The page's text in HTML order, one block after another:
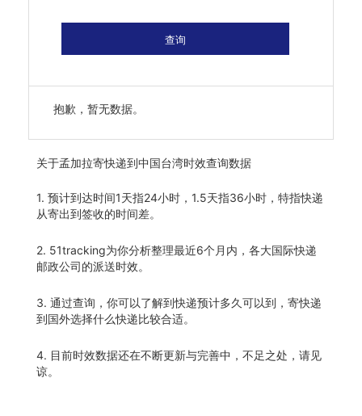
查询
抱歉，暂无数据。
关于孟加拉寄快递到中国台湾时效查询数据
1. 预计到达时间1天指24小时，1.5天指36小时，特指快递
从寄出到签收的时间差。
2. 51tracking为你分析整理最近6个月内，各大国际快递
邮政公司的派送时效。
3. 通过查询，你可以了解到快递预计多久可以到，寄快递
到国外选择什么快递比较合适。
4. 目前时效数据还在不断更新与完善中，不足之处，请见
谅。